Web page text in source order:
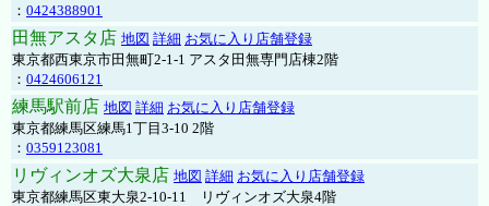
： 0424388901
田無アスタ店 地図 詳細 お気に入り店舗登録
東京都西東京市田無町2-1-1 アスタ田無専門店棟2階
： 0424606121
練馬駅前店 地図 詳細 お気に入り店舗登録
東京都練馬区練馬1丁目3-10 2階
： 0359123081
リヴィンオズ大泉店 地図 詳細 お気に入り店舗登録
東京都練馬区東大泉2-10-11 リヴィンオズ大泉4階